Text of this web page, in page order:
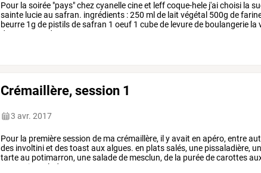
Pour la soirée "pays"chezcyanellecineet leffcoque-hele j'aichoisi la
sainte lucieau safran. ingrédients :250 ml de lait végétal 500g de
beurre 1g de pistilsdesafran 1 oeuf 1 cubede levurede boulangerie la
dans
de
Crémaillère, session 1
3 avr. 2017
Pour la premièresession de ma crémaillère, il yavait en apéro, entre
des involtiniet destoast auxalgues. en platssalés, une pissaladière,
tarteau potimarron, unesaladede mesclun, de la puréedecarottes
petite salade